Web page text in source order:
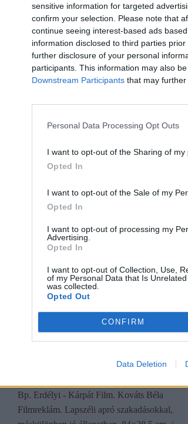
sensitive information for targeted
confirm your selection. Please note that
continue seeing interest-based ads
information disclosed to third parties
further disclosure of your personal
participants. This information may also
Downstream Participants that may further
Personal Data Processing Opt Outs
I want to opt-out of the Sharing of my
Opted In
I want to opt-out of the Sale of my
Opted In
I want to opt-out of processing my
Advertising.
Opted In
I want to opt-out of Collection, Use,
of my Personal Data that Is
was collected.
Opted Out
CONFIRM
Data Deletion